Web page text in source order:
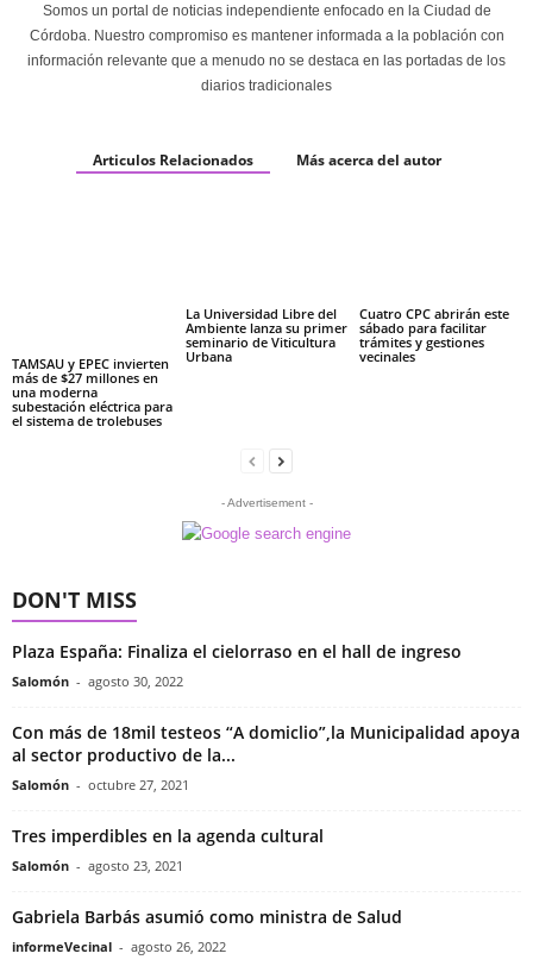
Somos un portal de noticias independiente enfocado en la Ciudad de
Córdoba. Nuestro compromiso es mantener informada a la población con
información relevante que a menudo no se destaca en las portadas de los
diarios tradicionales
Articulos Relacionados Más acerca del autor
TAMSAU y EPEC invierten
más de $27 millones en
una moderna
subestación eléctrica para
el sistema de trolebuses
La Universidad Libre del
Ambiente lanza su primer
seminario de Viticultura
Urbana
Cuatro CPC abrirán este
sábado para facilitar
trámites y gestiones
vecinales
- Advertisement -
DON'T MISS
Plaza España: Finaliza el cielorraso en el hall de ingreso
Salomón - agosto 30, 2022
Con más de 18mil testeos “A domiclio”,la Municipalidad apoya
al sector productivo de la...
Salomón - octubre 27, 2021
Tres imperdibles en la agenda cultural
Salomón - agosto 23, 2021
Gabriela Barbás asumió como ministra de Salud
informeVecinal - agosto 26, 2022